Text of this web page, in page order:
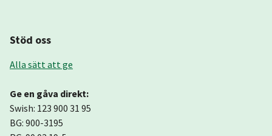
Stöd oss
Alla sätt att ge
Ge en gåva direkt:
Swish: 123 900 31 95
BG: 900-3195